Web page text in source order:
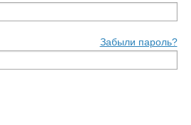
Забыли пароль?